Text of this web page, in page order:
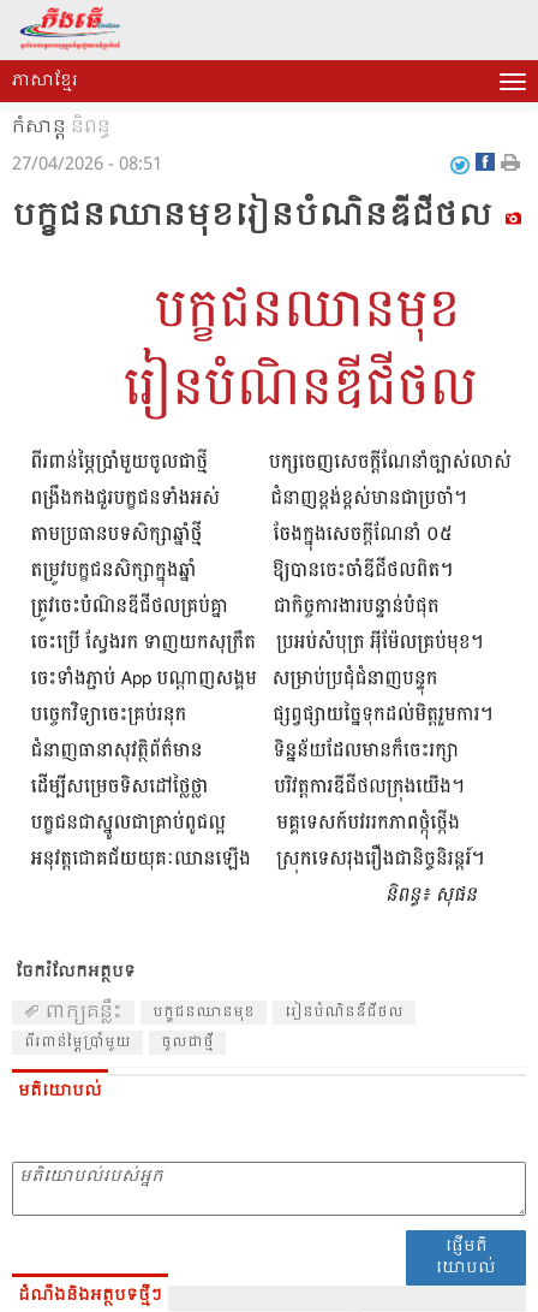
ភាសាខ្មែរ
កំសាន្ត និពន្ធ
27/04/2026 - 08:51
បក្ខជនឈានមុខរៀនបំណិនឌីជីថល
ចែករំលែកអត្ថបទ
ពាក្យគន្លឹះ បក្ខជនឈានមុខ
រៀនបំណិនឌីជីថល
ពីរពាន់ម្ភៃប្រាំមួយ
ចូលជាថ្មី
មតិយោបល់
ផ្ញើមតិ
យោបល់
ដំណឹងនិងអត្ថបទថ្មីៗ